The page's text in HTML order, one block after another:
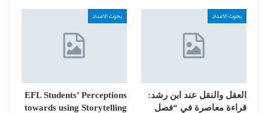
بحوث الاعداد
العقل والنقل عند ابن رشد:
قراءة معاصرة في “فصل
بحوث الاعداد
EFL Students’ Perceptions
towards using Storytelling